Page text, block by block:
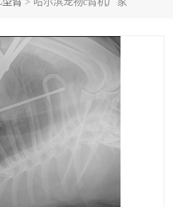
口腔牙科X光机DR
牛马羊大动物兽用DR